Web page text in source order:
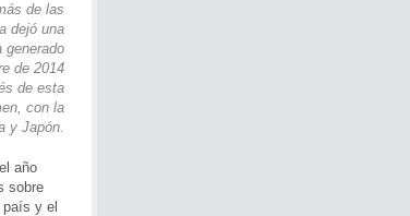
de las
dejó una
generado
de 2014
de esta
con la
y Japón.
año
sobre
país y el